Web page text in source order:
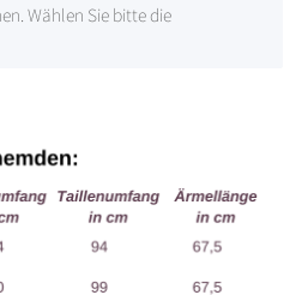
Wählen Sie bitte die